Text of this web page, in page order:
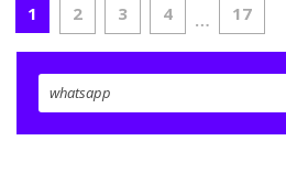
1 2 3 4 … 17